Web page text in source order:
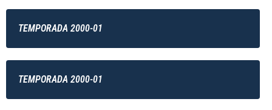
TEMPORADA 2000-01
TEMPORADA 2000-01